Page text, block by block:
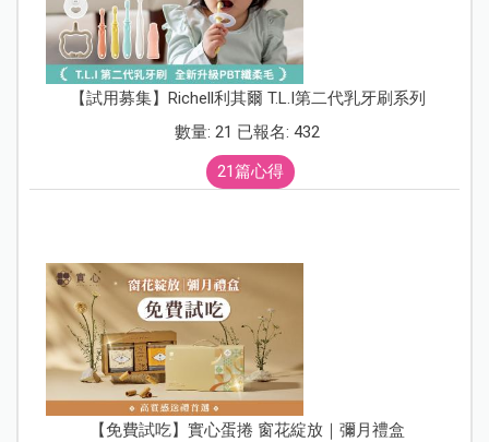
【試用募集】Richell利其爾 T.L.I第二代乳牙刷系列
數量: 21 已報名: 432
21篇心得
【免費試吃】實心蛋捲 窗花綻放｜彌月禮盒